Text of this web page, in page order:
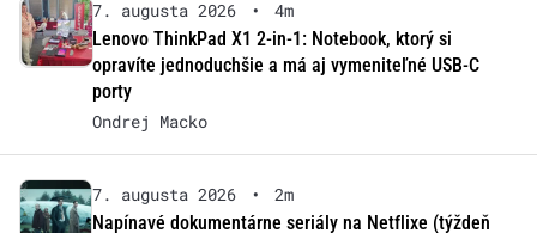
7. augusta 2026 •
4m
Lenovo ThinkPad X1 2-in-1: Notebook, ktorý si
opravíte jednoduchšie a má aj vymeniteľné USB-C
porty
Ondrej Macko
7. augusta 2026 •
2m
Napínavé dokumentárne seriály na Netflixe (týždeň